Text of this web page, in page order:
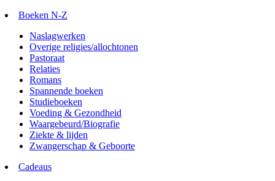
Boeken N-Z
Naslagwerken
Overige religies/allochtonen
Pastoraat
Relaties
Romans
Spannende boeken
Studieboeken
Voeding & Gezondheid
Waargebeurd/Biografie
Ziekte & lijden
Zwangerschap & Geboorte
Cadeaus